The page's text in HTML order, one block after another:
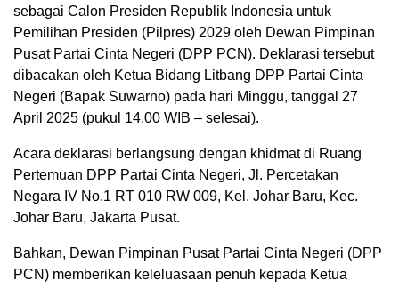
sebagai Calon Presiden Republik Indonesia untuk
Pemilihan Presiden (Pilpres) 2029 oleh Dewan Pimpinan
Pusat Partai Cinta Negeri (DPP PCN). Deklarasi tersebut
dibacakan oleh Ketua Bidang Litbang DPP Partai Cinta
Negeri (Bapak Suwarno) pada hari Minggu, tanggal 27
April 2025 (pukul 14.00 WIB – selesai).
Acara deklarasi berlangsung dengan khidmat di Ruang
Pertemuan DPP Partai Cinta Negeri, Jl. Percetakan
Negara IV No.1 RT 010 RW 009, Kel. Johar Baru, Kec.
Johar Baru, Jakarta Pusat.
Bahkan, Dewan Pimpinan Pusat Partai Cinta Negeri (DPP
PCN) memberikan keleluasaan penuh kepada Ketua